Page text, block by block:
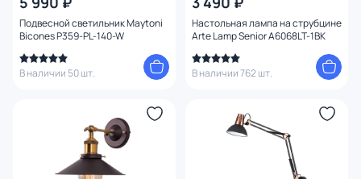
Подвесной светильник Maytoni
Bicones P359-PL-140-W
В наличии 50 шт.
Настольная лампа на струбцине
Arte Lamp Senior A6068LT-1BK
В наличии 762 шт.